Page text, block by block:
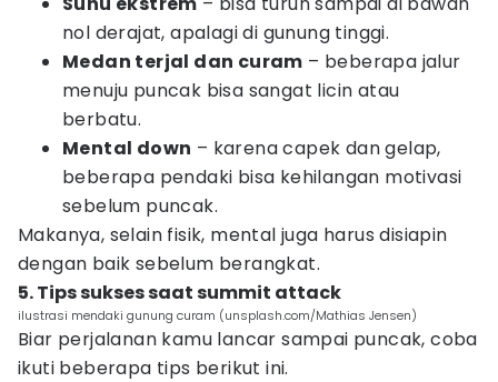
nol derajat, apalagi di gunung tinggi.
Medan terjal dan curam – beberapa jalur
menuju puncak bisa sangat licin atau
berbatu.
Mental down – karena capek dan gelap,
beberapa pendaki bisa kehilangan motivasi
sebelum puncak.
Makanya, selain fisik, mental juga harus disiapin
dengan baik sebelum berangkat.
5. Tips sukses saat summit attack
ilustrasi mendaki gunung curam (unsplash.com/Mathias Jensen)
Biar perjalanan kamu lancar sampai puncak, coba
ikuti beberapa tips berikut ini.